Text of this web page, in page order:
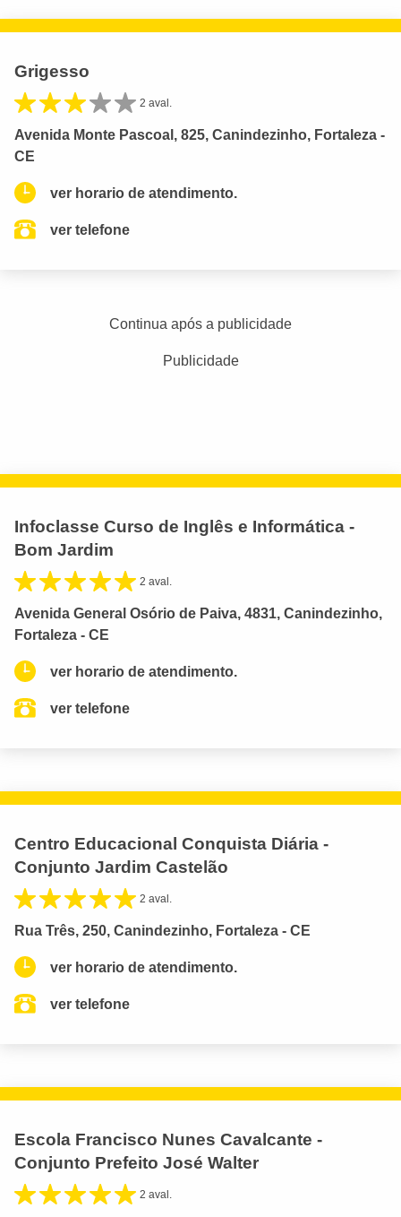
Grigesso
2 aval.
Avenida Monte Pascoal, 825, Canindezinho, Fortaleza -
CE
ver horario de atendimento.
ver telefone
Continua após a publicidade
Publicidade
Infoclasse Curso de Inglês e Informática -
Bom Jardim
2 aval.
Avenida General Osório de Paiva, 4831, Canindezinho,
Fortaleza - CE
ver horario de atendimento.
ver telefone
Centro Educacional Conquista Diária -
Conjunto Jardim Castelão
2 aval.
Rua Três, 250, Canindezinho, Fortaleza - CE
ver horario de atendimento.
ver telefone
Escola Francisco Nunes Cavalcante -
Conjunto Prefeito José Walter
2 aval.